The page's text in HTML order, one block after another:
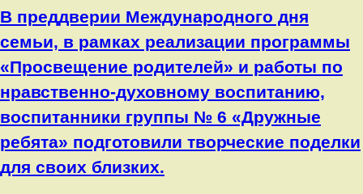
В преддверии Международного дня
семьи, в рамках реализации программы
«Просвещение родителей» и работы по
нравственно‑духовному воспитанию,
воспитанники группы № 6 «Дружные
ребята» подготовили творческие поделки
для своих близких.